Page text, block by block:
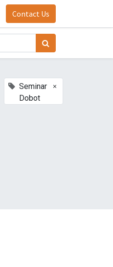
Contact Us
Seminar
Dobot
×